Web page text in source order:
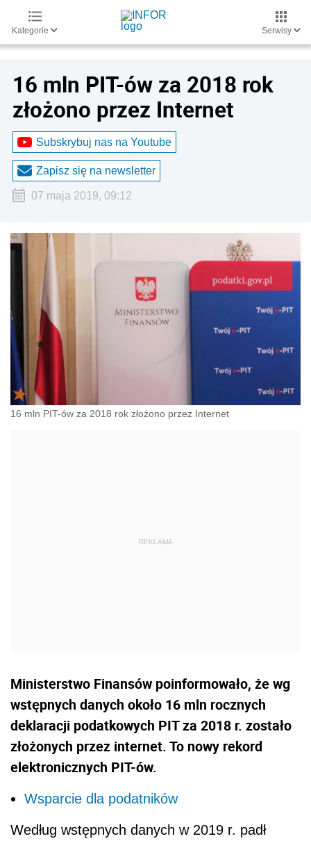
Kategorie Serwisy
16 mln PIT-ów za 2018 rok
złożono przez Internet
Subskrybuj nas na Youtube
Zapisz się na newsletter
07 maja 2019, 09:12
16 mln PIT-ów za 2018 rok złożono przez Internet
Ministerstwo Finansów poinformowało, że wg
wstępnych danych około 16 mln rocznych
deklaracji podatkowych PIT za 2018 r. zostało
złożonych przez internet. To nowy rekord
elektronicznych PIT-ów.
Wsparcie dla podatników
Według wstępnych danych w 2019 r. padł